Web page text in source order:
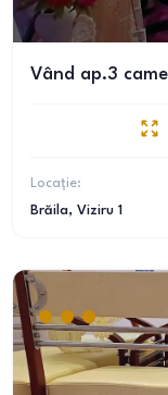
Vând ap.3
Locație:
Brăila, Viziru 1